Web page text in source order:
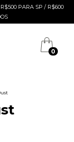
PARA SP / R$600
0